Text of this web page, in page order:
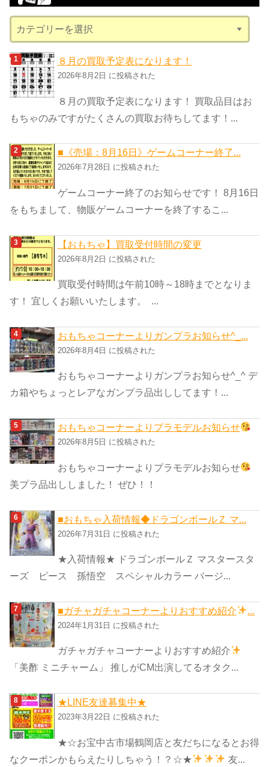
ブ
テ
ゴ
リ
ー
８月の買取予定表になります！
2026年8月2日 に投稿された
８月の買取予定表になります！ 買取品目はお
もちゃのみですがたくさんの買取お待ちしてます！...
■《売場：8月16日》ゲームコーナー終了...
2026年7月28日 に投稿された
ゲームコーナー終了のお知らせです！ 8月16日
をもちまして、物販ゲームコーナーを終了するこ...
【おもちゃ】買取受付時間の変更
2026年8月2日 に投稿された
買取受付時間は午前10時～18時までとなりま
す！ 宜しくお願いいたします。 ...
おもちゃコーナーよりガンプラお知らせ^_...
2026年8月4日 に投稿された
おもちゃコーナーよりガンプラお知らせ^_^ デ
カ箱やちょっとレアなガンプラ品出ししてます！...
おもちゃコーナーよりプラモデルお知らせ
2026年8月5日 に投稿された
おもちゃコーナーよりプラモデルお知らせ
美プラ品出ししました！ ぜひ！！
■おもちゃ入荷情報◆ドラゴンボールＺ マ...
2026年7月31日 に投稿された
★入荷情報★ ドラゴンボールＺ マスタースタ
ーズ ピース 孫悟空 スペシャルカラー バージ...
■ガチャガチャコーナーよりおすすめ紹介 ...
2024年1月31日 に投稿された
ガチャガチャコーナーよりおすすめ紹介
「美酢 ミニチャーム」 推しがCM出演してるオタク...
★LINE友達募集中★
2023年3月22日 に投稿された
★☆お宝中古市場鶴岡店と友だちになるとお得
なクーポンかもらえたりしちゃう！？☆★
友...